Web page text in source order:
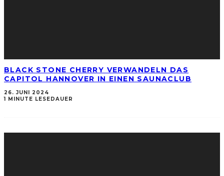
BLACK STONE CHERRY VERWANDELN DAS
CAPITOL HANNOVER IN EINEN SAUNACLUB
26. JUNI 2024
1 MINUTE LESEDAUER